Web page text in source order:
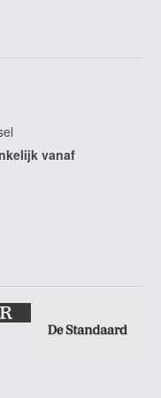
(Duitsland) 1780
1940
vanaf